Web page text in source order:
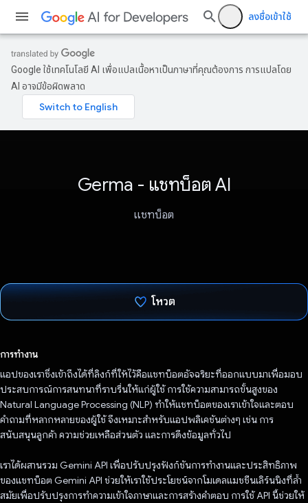
ลงชื่อเข้าใช้
Google ใช้เทคโนโลยี AI เพื่อแปลเนื้อหาเป็นภาษาที่คุณต้องการ การแปลโดย
AI อาจมีข้อผิดพลาด
Germa - แชทบ็อต AI
แชทบ็อต
โหวต
การทำงาน
แอปของเราซึ่งเข้าถึงได้ที่ลิงก์ที่ให้ไว้คือแชทบ็อตอัจฉริยะที่ออกแบบมาเพื่อมอบ
ประสบการณ์การสนทนาที่ราบรื่นให้แก่ผู้ใช้ การใช้ความสามารถขั้นสูงของ
Natural Language Processing (NLP) ทำให้แชทบ็อตของเราเข้าใจและตอบ
คำถามที่หลากหลายของผู้ใช้ จึงเหมาะสำหรับแอปพลิเคชันต่างๆ เช่น การ
สนับสนุนลูกค้า ความช่วยเหลือส่วนตัว และการดึงข้อมูลทั่วไป
เราได้ผสานรวม Gemini API เพื่อปรับปรุงฟังก์ชันการทำงานและประสิทธิภาพ
ของแชทบ็อต Gemini API ช่วยให้เราใช้ประโยชน์จากโมเดลแมชชีนเลิร์นนิงที่ล้ำ
สมัยเพื่อปรับปรุงการทำความเข้าใจภาษาและการสร้างคำตอบ การใช้ API นี้ช่วยให้